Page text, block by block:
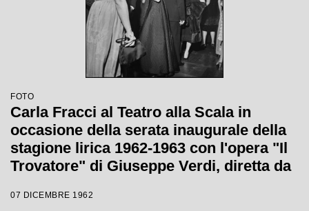
FOTO
Carla Fracci al Teatro alla Scala in
occasione della serata inaugurale della
stagione lirica 1962-1963 con l'opera "Il
Trovatore" di Giuseppe Verdi, diretta da
Giorgio De Lullo
07 DICEMBRE 1962